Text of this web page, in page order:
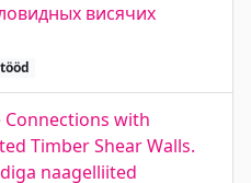
висячих
Connections with
Timber Shear Walls.
naagelliited